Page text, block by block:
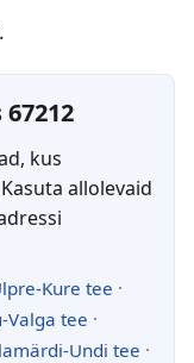
kus
allolevaid
Kure tee ·
Valga tee ·
Undi tee ·